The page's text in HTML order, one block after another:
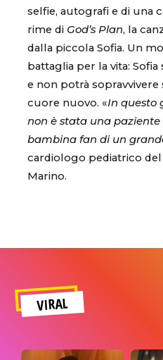
selfie, autografi e di una
rime di God’s Plan, la
dalla piccola Sofia. Un
battaglia per la vita:
e non potrà sopravvivere
cuore nuovo. «In questo
non è stata una
bambina fan di un
cardiologo pediatrico
Marino.
VIRAL